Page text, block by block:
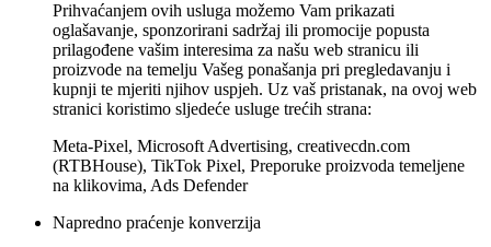
Prihvaćanjem ovih usluga možemo Vam prikazati
oglašavanje, sponzorirani sadržaj ili promocije popusta
prilagođene vašim interesima za našu web stranicu ili
proizvode na temelju Vašeg ponašanja pri pregledavanju i
kupnji te mjeriti njihov uspjeh. Uz vaš pristanak, na ovoj web
stranici koristimo sljedeće usluge trećih strana:
Meta-Pixel, Microsoft Advertising, creativecdn.com
(RTBHouse), TikTok Pixel, Preporuke proizvoda temeljene
na klikovima, Ads Defender
Napredno praćenje konverzija